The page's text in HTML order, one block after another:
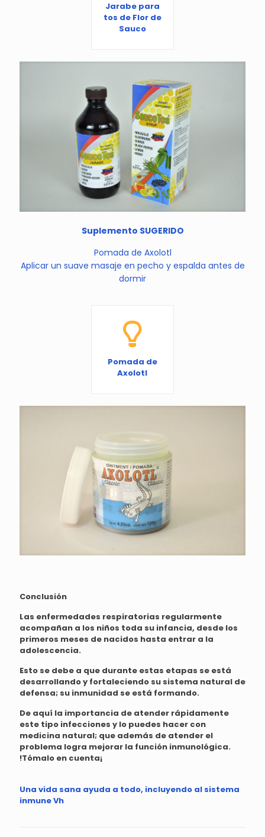
Jarabe para
tos de Flor de
Sauco
Suplemento SUGERIDO
Pomada de Axolotl
Aplicar un suave masaje en pecho y espalda antes de
dormir
Pomada de
Axolotl
Conclusión
Las enfermedades respiratorias regularmente
acompañan a los niños toda su infancia, desde los
primeros meses de nacidos hasta entrar a la
adolescencia.
Esto se debe a que durante estas etapas se está
desarrollando y fortaleciendo su sistema natural de
defensa; su inmunidad se está formando.
De aquí la importancia de atender rápidamente
este tipo infecciones y lo puedes hacer con
medicina natural; que además de atender el
problema logra mejorar la función inmunológica.
!Tómalo en cuenta¡
Una vida sana ayuda a todo, incluyendo al sistema
inmune Vh